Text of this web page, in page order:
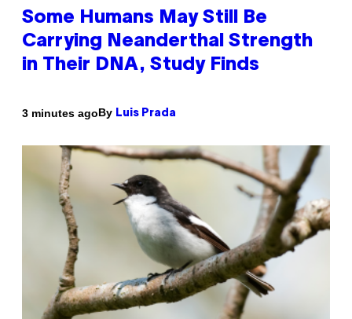
Some Humans May Still Be
Carrying Neanderthal Strength
in Their DNA, Study Finds
3 minutes agoBy Luis Prada